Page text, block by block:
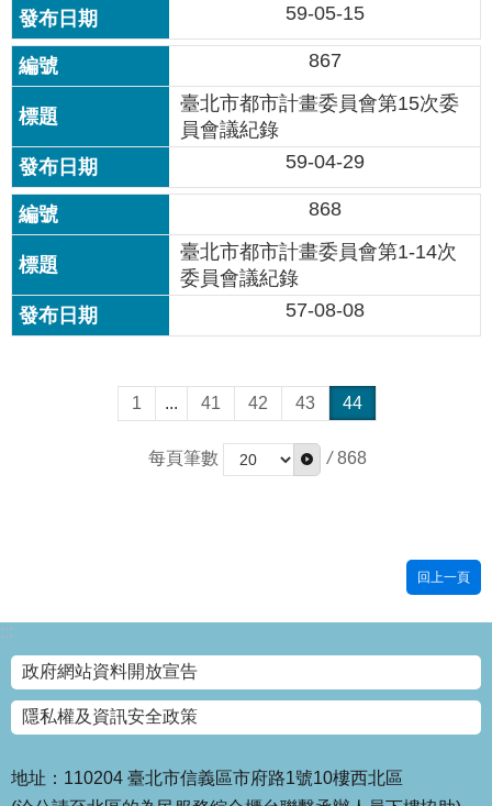
English
陳
情
系
統
常
見
問
答
雙
府
政
網
59-05-15
867
臺北市都市計畫委員會第15次委
員會議紀錄
59-04-29
868
臺北市都市計畫委員會第1-14次
委員會議紀錄
57-08-08
1 ... 41 42 43 44
每頁筆數 / 868
回上一頁
:::
政府網站資料開放宣告
隱私權及資訊安全政策
地址：110204 臺北市信義區市府路1號10樓西北區